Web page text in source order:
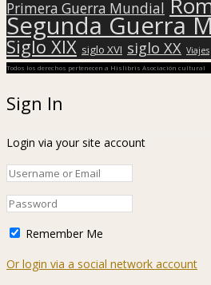
Primera Guerra Mundial
Segunda Guerra
Siglo XIX siglo XVI siglo XX Viajes
Todos los derechos pertenecen a Hislibris Asociación cultural
Sign In
Login via your site account
Remember Me
Or login via a social network account